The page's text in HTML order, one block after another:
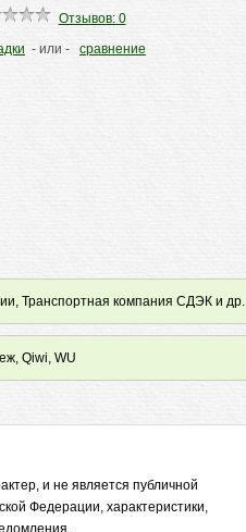
Отзывов: 0
- или - сравнение
Транспортная компания СДЭК и др.
Qiwi, WU
и не является публичной
Федерации, характеристики,